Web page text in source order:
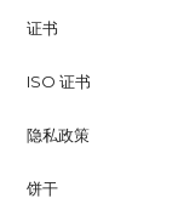
证书
ISO 证书
隐私政策
饼干